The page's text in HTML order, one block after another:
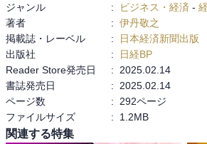
バーエクステンションが成功するかの論理が
本の主張である。その三つの基本論理の全体
しよう。そして、次節以下でそれぞれの基本
したい。
オーバーエクステンションという、「自分
のやりたいことを成功させるには不十分な部
承知の上で、そのやりたいことに挑戦し始め
織に(トップにも現場にも)三つのものをもた
張、覚悟である。
ジャンル : ビジネス・経済 -
著者
: 伊丹敬之
掲載誌・レーベル
:
日本経済新聞出版
出版社
:
日経BP
Reader Store発売日
:
2025.02.14
書誌発売日
:
2025.02.14
ページ数
:
292ページ
ファイルサイズ
: 1.2MB
関連する特集